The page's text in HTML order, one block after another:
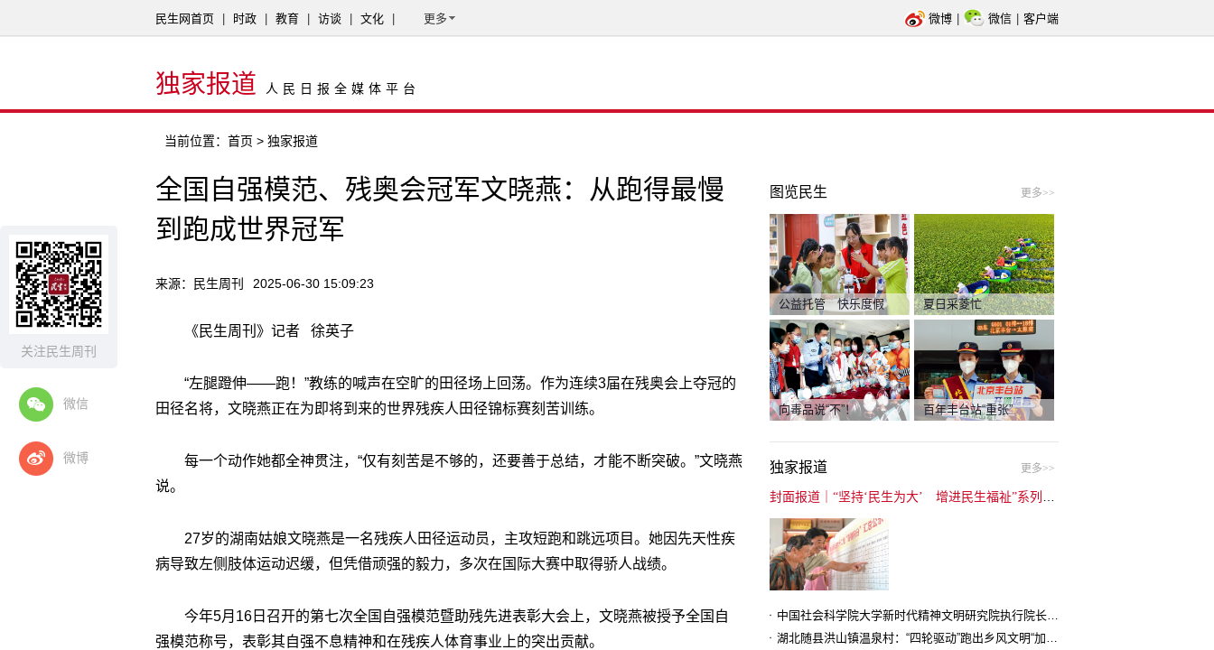
关注民生周刊
微信
微博
民生网首页 时政 教育 访谈 文化 更多 微博 微信 客户端
独家报道 人民日报全媒体平台
当前位置： 首页 > 独家报道
全国自强模范、残奥会冠军文晓燕：从跑得最慢
到跑成世界冠军
来源：民生周刊 2025-06-30 15:09:23
《民生周刊》记者 徐英子
“左腿蹬伸——跑！”教练的喊声在空旷的田径场上回荡。作为连续3届在残奥会上夺冠的
田径名将，文晓燕正在为即将到来的世界残疾人田径锦标赛刻苦训练。
每一个动作她都全神贯注，“仅有刻苦是不够的，还要善于总结，才能不断突破。”文晓燕
说。
27岁的湖南姑娘文晓燕是一名残疾人田径运动员，主攻短跑和跳远项目。她因先天性疾
病导致左侧肢体运动迟缓，但凭借顽强的毅力，多次在国际大赛中取得骄人战绩。
今年5月16日召开的第七次全国自强模范暨助残先进表彰大会上，文晓燕被授予全国自
强模范称号，表彰其自强不息精神和在残疾人体育事业上的突出贡献。
图览民生 更多>>
公益托管 快乐度假 夏日采菱忙
向毒品说“不”！ 百年丰台站“重张”
独家报道 更多>>
中国社会科学院大学新时代精神文明研究院执行院长王维国：文明村镇创建为乡村注入持久发展动力
湖北随县洪山镇温泉村：“四轮驱动”跑出乡风文明“加速度”